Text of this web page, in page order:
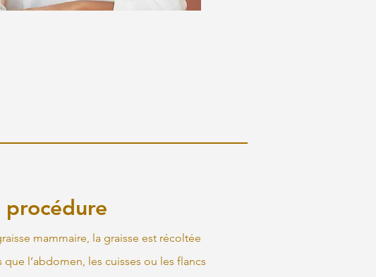
procédure
mammaire, la graisse est récoltée
l’abdomen, les cuisses ou les flancs